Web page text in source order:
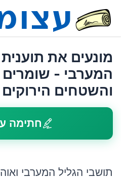
מונעים את
המערבי -
והשטחים הירוקים
חתימה
תושבי הגליל המערבי